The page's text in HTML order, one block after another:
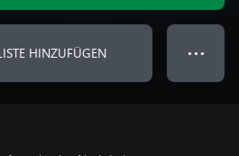
HINZUFÜGEN ● ● ●